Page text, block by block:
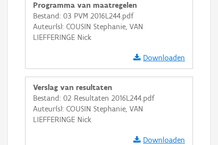
Basis Lagen
Ortho
GRB-Basiskaart
GRB-Basiskaart in grijswaarden
Programma van maatregelen
Bestand: 03 PVM 2016L244.pdf
Auteur(s): COUSIN Stephanie, VAN
LIEFFERINGE Nick
Downloaden
Verslag van resultaten
Bestand: 02 Resultaten 2016L244.pdf
Auteur(s): COUSIN Stephanie, VAN
LIEFFERINGE Nick
Downloaden